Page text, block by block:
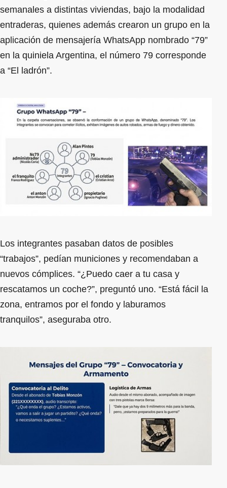
semanales a distintas viviendas, bajo la modalidad
entraderas, quienes además crearon un grupo en la
aplicación de mensajería WhatsApp nombrado “79”
en la quiniela Argentina, el número 79 corresponde
a “El ladrón”.
Los integrantes pasaban datos de posibles
“trabajos”, pedían municiones y recomendaban a
nuevos cómplices. “¿Puedo caer a tu casa y
rescatamos un coche?”, preguntó uno. “Está fácil la
zona, entramos por el fondo y laburamos
tranquilos”, aseguraba otro.